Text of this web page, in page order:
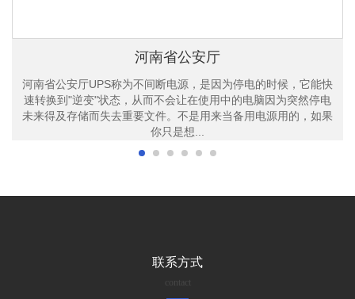
河南省公安厅
河南省公安厅UPS称为不间断电源，是因为停电的时候，它能快
速转换到"逆变"状态，从而不会让在使用中的电脑因为突然停电
未来得及存储而失去重要文件。不是用来当备用电源用的，如果
你只是想...
联系方式
contact